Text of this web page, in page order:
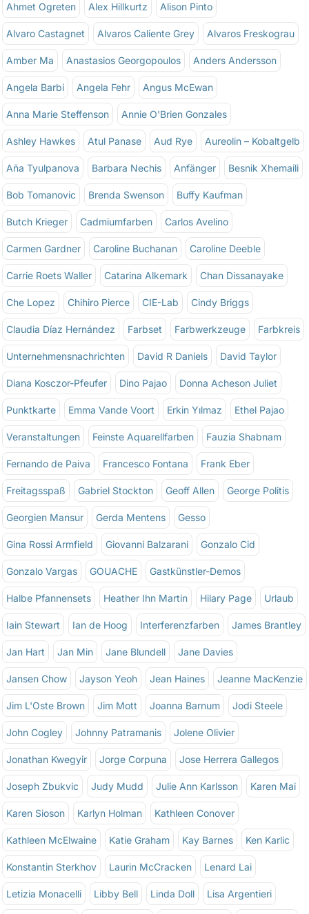
Ahmet Ogreten Alex Hillkurtz Alison Pinto
Alvaro Castagnet Alvaros Caliente Grey Alvaros Freskograu
Amber Ma Anastasios Georgopoulos Anders Andersson
Angela Barbi Angela Fehr Angus McEwan
Anna Marie Steffenson Annie O'Brien Gonzales
Ashley Hawkes Atul Panase Aud Rye Aureolin – Kobaltgelb
Aña Tyulpanova Barbara Nechis Anfänger Besnik Xhemaili
Bob Tomanovic Brenda Swenson Buffy Kaufman
Butch Krieger Cadmiumfarben Carlos Avelino
Carmen Gardner Caroline Buchanan Caroline Deeble
Carrie Roets Waller Catarina Alkemark Chan Dissanayake
Che Lopez Chihiro Pierce CIE-Lab Cindy Briggs
Claudia Díaz Hernández Farbset Farbwerkzeuge Farbkreis
Unternehmensnachrichten David R Daniels David Taylor
Diana Kosczor-Pfeufer Dino Pajao Donna Acheson Juliet
Punktkarte Emma Vande Voort Erkin Yılmaz Ethel Pajao
Veranstaltungen Feinste Aquarellfarben Fauzia Shabnam
Fernando de Paiva Francesco Fontana Frank Eber
Freitagsspaß Gabriel Stockton Geoff Allen George Politis
Georgien Mansur Gerda Mentens Gesso
Gina Rossi Armfield Giovanni Balzarani Gonzalo Cid
Gonzalo Vargas GOUACHE Gastkünstler-Demos
Halbe Pfannensets Heather Ihn Martin Hilary Page Urlaub
Iain Stewart Ian de Hoog Interferenzfarben James Brantley
Jan Hart Jan Min Jane Blundell Jane Davies
Jansen Chow Jayson Yeoh Jean Haines Jeanne MacKenzie
Jim L'Oste Brown Jim Mott Joanna Barnum Jodi Steele
John Cogley Johnny Patramanis Jolene Olivier
Jonathan Kwegyir Jorge Corpuna Jose Herrera Gallegos
Joseph Zbukvic Judy Mudd Julie Ann Karlsson Karen Mai
Karen Sioson Karlyn Holman Kathleen Conover
Kathleen McElwaine Katie Graham Kay Barnes Ken Karlic
Konstantin Sterkhov Laurin McCracken Lenard Lai
Letizia Monacelli Libby Bell Linda Doll Lisa Argentieri